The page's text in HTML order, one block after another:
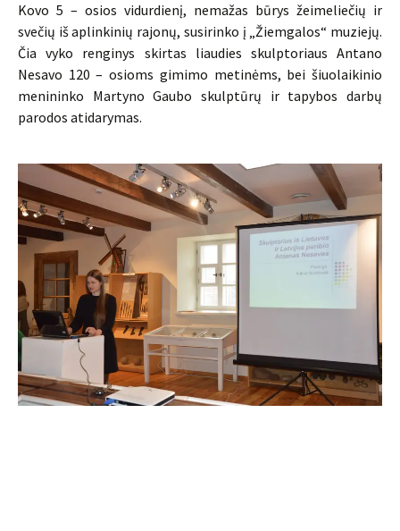
Kovo 5 – osios vidurdienį, nemažas būrys žeimeliečių ir
svečių iš aplinkinių rajonų, susirinko į „Žiemgalos“ muziejų.
Čia vyko renginys skirtas liaudies skulptoriaus Antano
Nesavo 120 – osioms gimimo metinėms, bei šiuolaikinio
menininko Martyno Gaubo skulptūrų ir tapybos darbų
parodos atidarymas.